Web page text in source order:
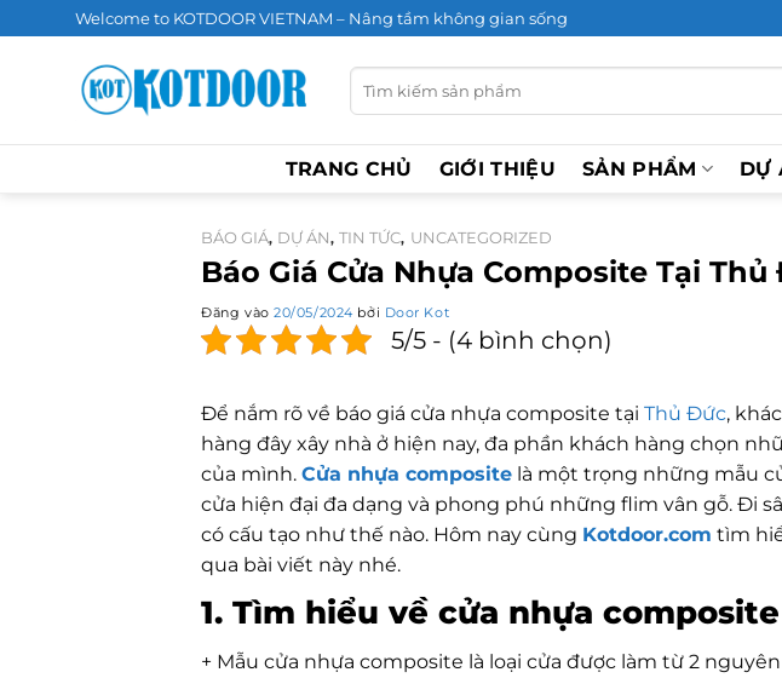
qua
Welcome to KOTDOOR VIETNAM – Nâng tầm không gian sống
Tìm
kiếm:
TRANG CHỦ GIỚI THIỆU SẢN PHẨM DỰ
BÁO GIÁ, DỰ ÁN,TIN TỨC, UNCATEGORIZED
Báo Giá Cửa Nhựa Composite Tại Thủ
Đăng vào20/05/2024 bởi Door Kot
5/5 - (4 bình chọn)
Để nắm rõ về báo giá cửa nhựa composite tạiThủ Đức,
hàng đây xây nhà ở hiện nay, đa phần khách hàng chọn
của mình.Cửa nhựa composite là một trọng những mẫu
cửa hiện đại đa dạng và phong phú những flim vân gỗ. Đi
có cấu tạo như thế nào. Hôm nay cùng Kotdoor.com tìm
qua bài viết này nhé.
1. Tìm hiểu về cửa nhựa
+ Mẫu cửa nhựa composite là loại cửa được làm từ 2